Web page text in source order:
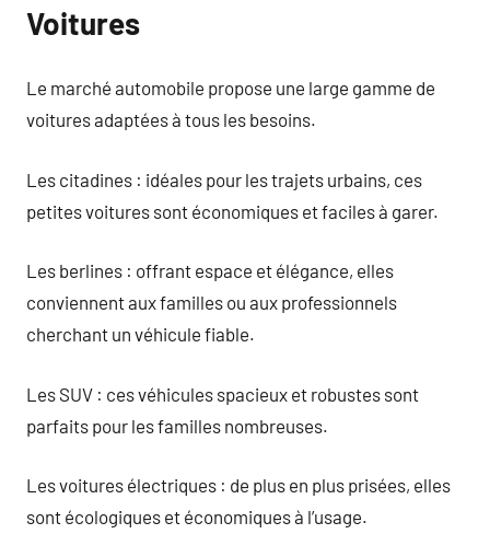
Voitures
Le marché automobile propose une large gamme de
voitures adaptées à tous les besoins.
Les citadines : idéales pour les trajets urbains, ces
petites voitures sont économiques et faciles à garer.
Les berlines : offrant espace et élégance, elles
conviennent aux familles ou aux professionnels
cherchant un véhicule fiable.
Les SUV : ces véhicules spacieux et robustes sont
parfaits pour les familles nombreuses.
Les voitures électriques : de plus en plus prisées, elles
sont écologiques et économiques à l’usage.